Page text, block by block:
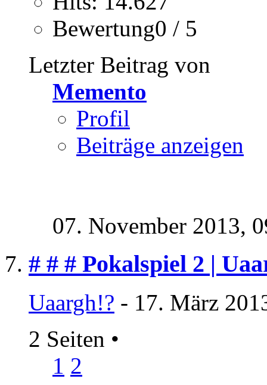
Bewertung0 / 5
Letzter Beitrag von
Memento
Profil
Beiträge anzeigen
07. November 2013,
# # # Pokalspiel 2 |
Uaargh!? - 17. März
2 Seiten •
1 2